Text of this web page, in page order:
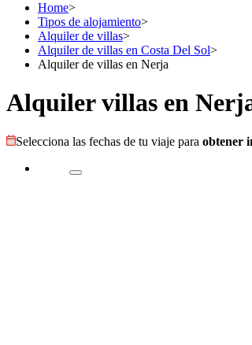
Home>
Tipos de alojamiento>
Alquiler de villas>
Alquiler de villas en Costa Del Sol>
Alquiler de villas en Nerja
Alquiler villas en
Selecciona las fechas de tu viaje para obtener